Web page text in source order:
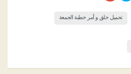
تحميل خلق و أمر خطبة الجمعة